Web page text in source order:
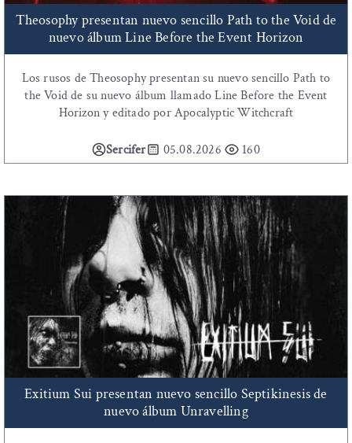
Theosophy presentan nuevo sencillo Path to the Void de
nuevo álbum Line Before the Event Horizon
Los rusos de Theosophy presentan su nuevo sencillo Path to
the Void de su nuevo álbum llamado Line Before the Event
Horizon y editado por Apocalyptic Witchcraft
Sercifer 05.08.2026 160
Exitium Sui presentan nuevo sencillo Septikinesis de
nuevo álbum Unravelling